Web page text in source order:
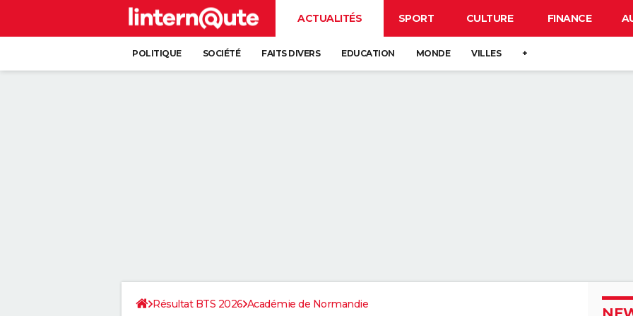
ACTUALITÉS SPORT CULTURE FINANCE
POLITIQUE SOCIÉTÉ FAITS DIVERS EDUCATION MONDE VILLES +
Résultat BTS 2026 Académie de Normandie